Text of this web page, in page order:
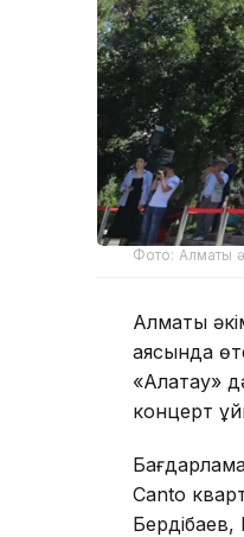
Фото: Алматы
Алматы
аясында
«Алатау»
концерт
Canto